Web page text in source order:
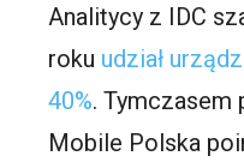
Analitycy z IDC
roku udział
40%. Tymczasem
Mobile Polska